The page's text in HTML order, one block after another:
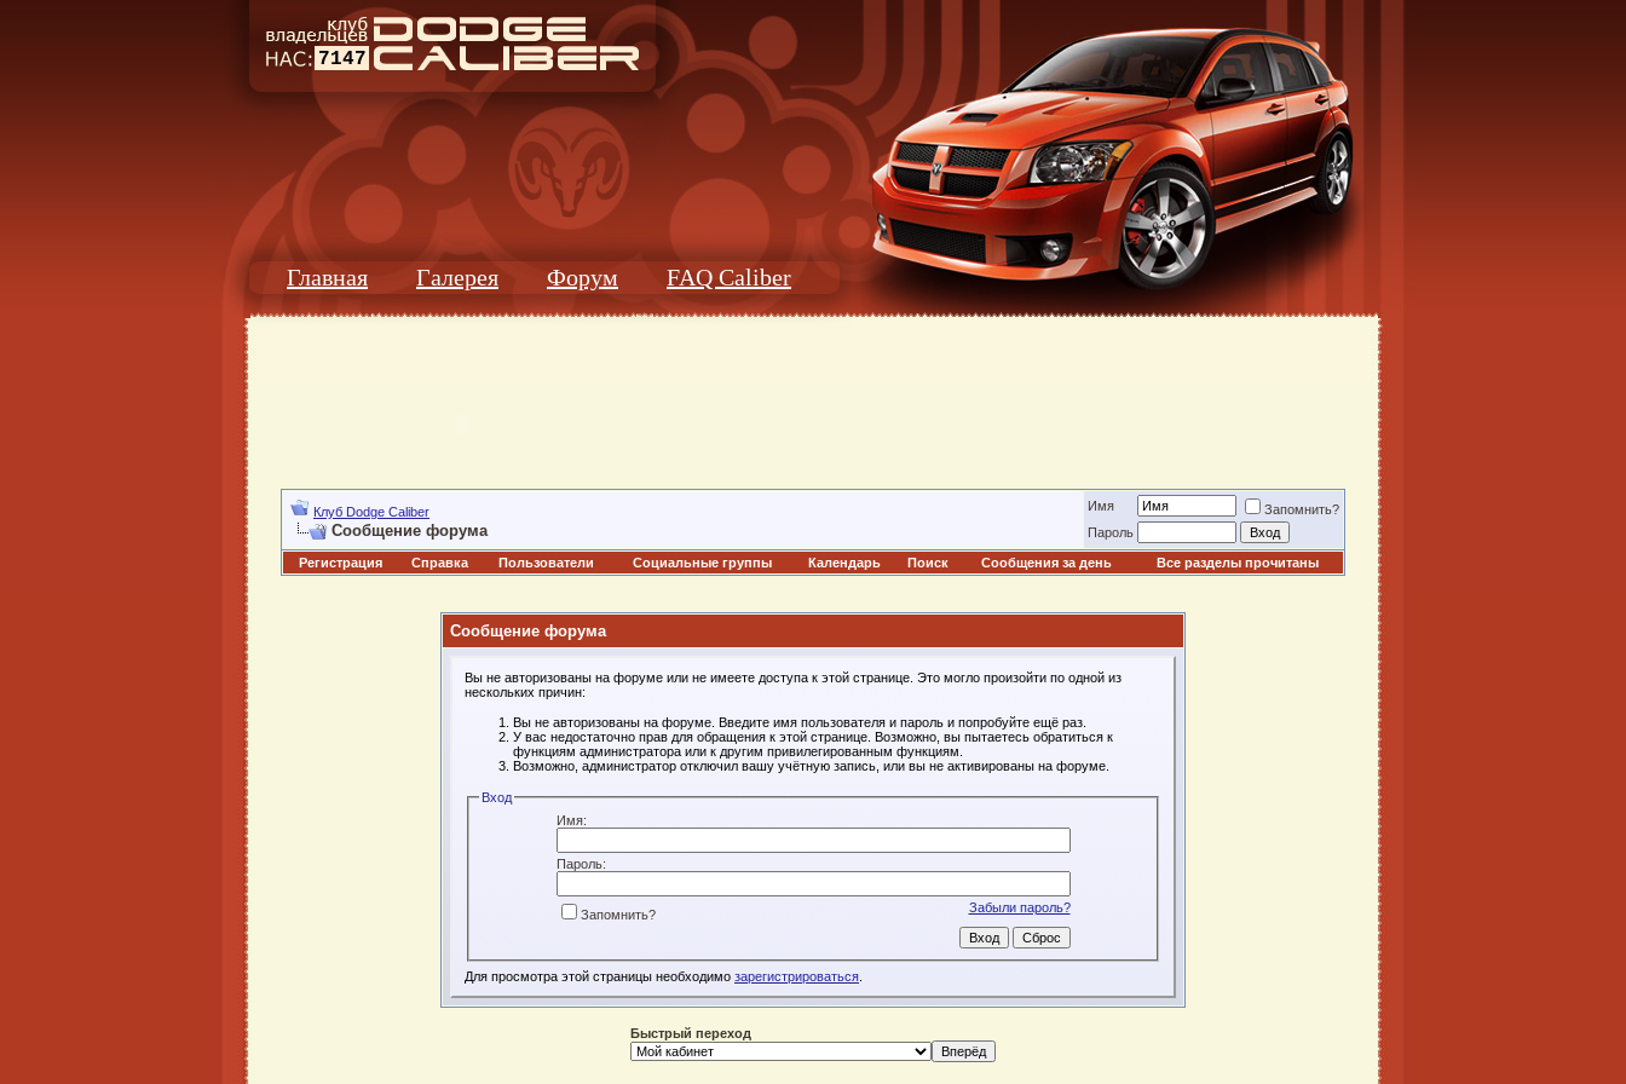
7147
Главная Галерея Форум FAQ Caliber
Клуб Dodge Caliber
Сообщение форума
Имя
Запомнить?
Пароль
Регистрация Справка Пользователи Социальные группы Календарь Поиск Сообщения за день Все разделы прочитаны
Сообщение форума
Вы не авторизованы на форуме или не имеете доступа к этой странице. Это могло произойти по одной из
нескольких причин:
Вы не авторизованы на форуме. Введите имя пользователя и пароль и попробуйте ещё раз.
У вас недостаточно прав для обращения к этой странице. Возможно, вы пытаетесь обратиться к
функциям администратора или к другим привилегированным функциям.
Возможно, администратор отключил вашу учётную запись, или вы не активированы на форуме.
Вход
Имя:
Пароль:
Забыли пароль?
Запомнить?
Для просмотра этой страницы необходимо зарегистрироваться
Быстрый переход